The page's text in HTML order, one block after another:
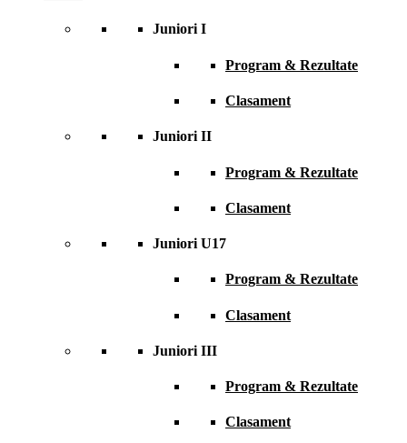
Juniori I
Program & Rezultate
Clasament
Juniori II
Program & Rezultate
Clasament
Juniori U17
Program & Rezultate
Clasament
Juniori III
Program & Rezultate
Clasament